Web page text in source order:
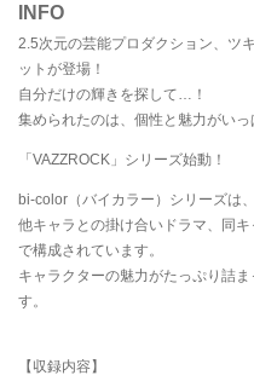
INFO
2.5次元の芸能プロダクション、ツ
ットが登場！
自分だけの輝きを探して…！
集められたのは、個性と魅力がいっ
「VAZZROCK」シリーズ始動！
bi-color（バイカラー）シリーズは
他キャラとの掛け合いドラマ、同
で構成されています。
キャラクターの魅力がたっぷり詰
す。
【収録内容】